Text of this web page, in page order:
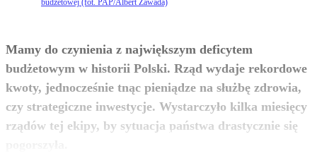
Mamy do czynienia z największym deficytem
budżetowym w historii Polski. Rząd wydaje rekordowe
kwoty, jednocześnie tnąc pieniądze na służbę zdrowia,
czy strategiczne inwestycje. Wystarczyło kilka miesięcy
rządów tej ekipy, by sytuacja państwa drastycznie się
zobacz więcej